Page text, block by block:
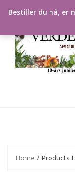
Home / Products
Bestiller du nå, er